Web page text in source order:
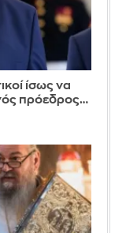
ίσως να
πρόεδρος…